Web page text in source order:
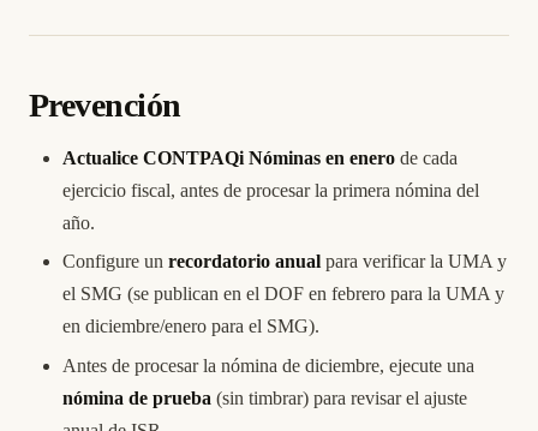
Prevención
Actualice CONTPAQi Nóminas en enero de cada
ejercicio fiscal, antes de procesar la primera nómina del
año.
Configure un recordatorio anual para verificar la UMA y
el SMG (se publican en el DOF en febrero para la UMA y
en diciembre/enero para el SMG).
Antes de procesar la nómina de diciembre, ejecute una
nómina de prueba (sin timbrar) para revisar el ajuste